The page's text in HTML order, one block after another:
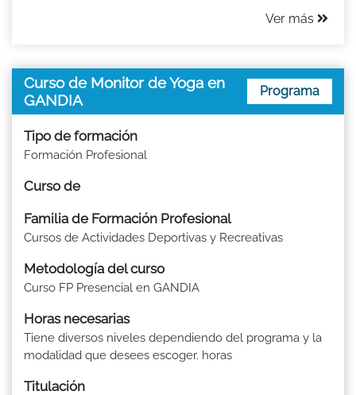
Ver más
Curso de Monitor de Yoga en
GANDIA
Programa
Tipo de formación
Formación Profesional
Curso de
Familia de Formación Profesional
Cursos de Actividades Deportivas y Recreativas
Metodología del curso
Curso FP Presencial en GANDIA
Horas necesarias
Tiene diversos niveles dependiendo del programa y la
modalidad que desees escoger. horas
Titulación